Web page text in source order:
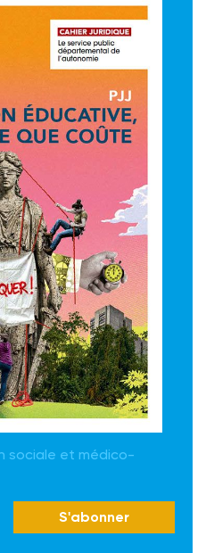
sociale et médico-
S'abonner